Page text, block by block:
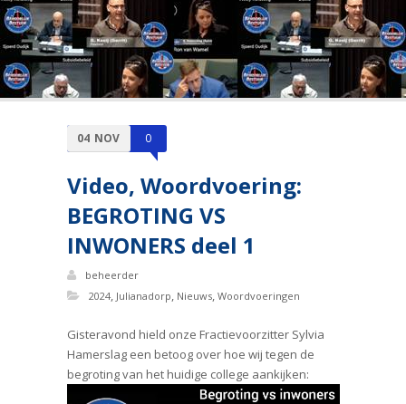
04 NOV 0
Video, Woordvoering:
BEGROTING VS
INWONERS deel 1
beheerder
2024, Julianadorp, Nieuws, Woordvoeringen
Gisteravond hield onze Fractievoorzitter Sylvia
Hamerslag een betoog over hoe wij tegen de
begroting van het huidige college aankijken: